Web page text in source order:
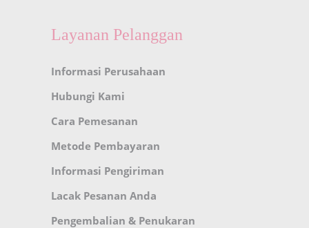
Layanan Pelanggan
Informasi Perusahaan
Hubungi Kami
Cara Pemesanan
Metode Pembayaran
Informasi Pengiriman
Lacak Pesanan Anda
Pengembalian & Penukaran